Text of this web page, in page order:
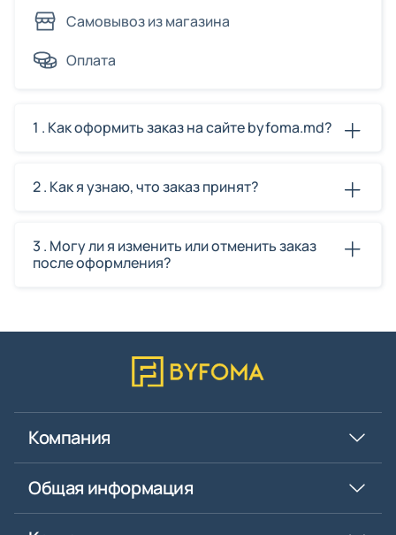
Самовывоз из магазина
Оплата
1 . Как оформить заказ на сайте byfoma.md?
2 . Как я узнаю, что заказ принят?
3 . Могу ли я изменить или отменить заказ
после оформления?
Компания
Общая информация